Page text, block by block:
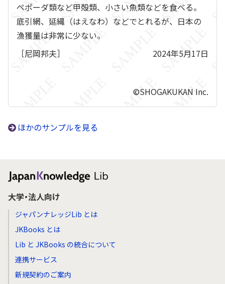
ペポーダ類など甲殻類、小さい魚類などを食べる。
底引網、延縄（はえなわ）などでとれるが、日本の
漁獲量は非常に少ない。
［尼岡邦夫］
2024年5月17日
©SHOGAKUKAN Inc.
ほかのサンプルを見る
大学・法人向け
ジャパンナレッジLib とは
JKBooks とは
Lib と JKBooks の統合について
連携サービス
新規契約のご案内